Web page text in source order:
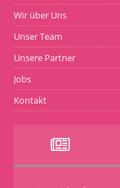
Wir über Uns
Unser Team
Unsere Partner
Jobs
Kontakt